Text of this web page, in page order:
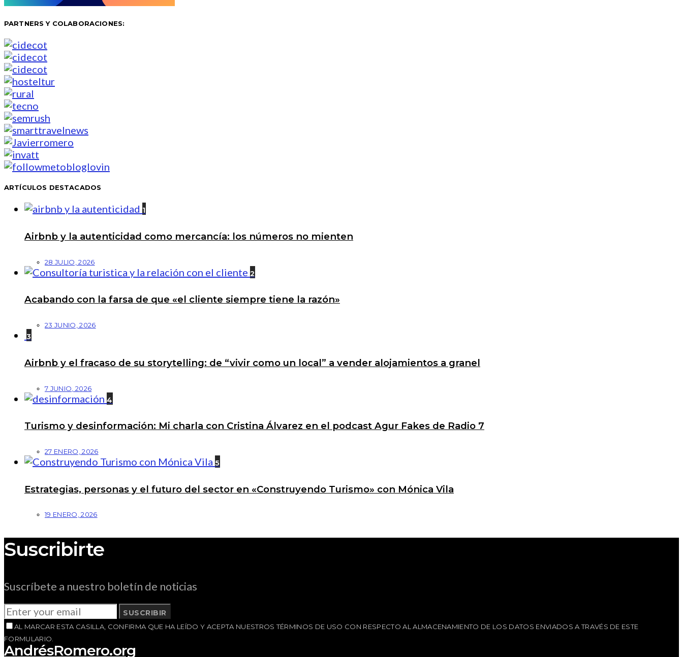
PARTNERS Y COLABORACIONES:
ARTÍCULOS DESTACADOS
1
Airbnb y la autenticidad como mercancía: los números no mienten
28 JULIO, 2026
2
Acabando con la farsa de que «el cliente siempre tiene la razón»
23 JUNIO, 2026
3
Airbnb y el fracaso de su storytelling: de “vivir como un local” a vender alojamientos a granel
7 JUNIO, 2026
4
Turismo y desinformación: Mi charla con Cristina Álvarez en el podcast Agur Fakes de Radio 7
27 ENERO, 2026
5
Estrategias, personas y el futuro del sector en «Construyendo Turismo» con Mónica Vila
19 ENERO, 2026
Suscribirte
Suscríbete a nuestro boletín de noticias
SUSCRIBIR
AL MARCAR ESTA CASILLA, CONFIRMA QUE HA LEÍDO Y ACEPTA NUESTROS TÉRMINOS DE USO CON RESPECTO AL ALMACENAMIENTO DE LOS DATOS ENVIADOS A TRAVÉS DE ESTE
FORMULARIO.
AndrésRomero.org